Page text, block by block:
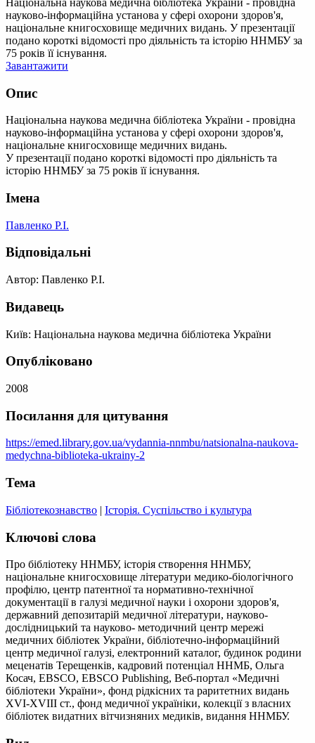
науково-інформаційна установа у сфері охорони здоров'я,
національне книгосховище медичних видань. У презентації
подано короткі відомості про діяльність та історію ННМБУ за
75 років її існування.
Завантажити
Опис
Національна наукова медична бібліотека України - провідна
науково-інформаційна установа у сфері охорони здоров'я,
національне книгосховище медичних видань.
У презентації подано короткі відомості про діяльність та
історію ННМБУ за 75 років її існування.
Імена
Павленко Р.І.
Відповідальні
Автор: Павленко Р.І.
Видавець
Київ: Національна наукова медична бібліотека України
Опубліковано
2008
Посилання для цитування
https://emed.library.gov.ua/vydannia-nnmbu/natsionalna-naukova-
medychna-biblioteka-ukrainy-2
Тема
Бібліотекознавство | Історія. Суспільство і культура
Ключові слова
Про бібліотеку ННМБУ, історія створення ННМБУ,
національне книгосховище літератури медико-біологічного
профілю, центр патентної та нормативно-технічної
документації в галузі медичної науки і охорони здоров'я,
державний депозитарій медичної літератури, науково-
дослідницький та науково- методичний центр мережі
медичних бібліотек України, бібліотечно-інформаційний
центр медичної галузі, електронний каталог, будинок родини
меценатів Терещенків, кадровий потенціал ННМБ, Ольга
Косач, EBSCO, EBSCO Publishing, Веб-портал «Медичні
бібліотеки України», фонд рідкісних та раритетних видань
ХVІ-ХVIII ст., фонд медичної україніки, колекції з власних
бібліотек видатних вітчизняних медиків, видання ННМБУ.